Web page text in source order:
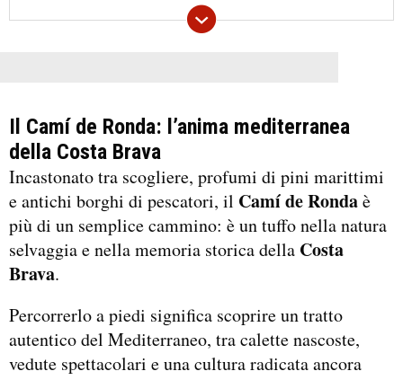
Il Camí de Ronda: l’anima mediterranea
della Costa Brava
Incastonato tra scogliere, profumi di pini marittimi
e antichi borghi di pescatori, il Camí de Rondaè
più di un semplice cammino: è un tuffo nella natura
selvaggia e nella memoria storica della Costa
Brava.
Percorrerlo a piedi significa scoprire un tratto
autentico del Mediterraneo, tra calette nascoste,
vedute spettacolari e una cultura radicata ancora